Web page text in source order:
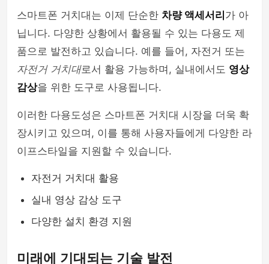
스마트폰 거치대는 이제 단순한 차량 액세서리 가 아
닙니다. 다양한 상황에서 활용될 수 있는 다용도 제
품으로 발전하고 있습니다. 예를 들어, 자전거 또는
자전거 거치대로서 활용 가능하며, 실내에서도 영상
감상을 위한 도구로 사용됩니다.
이러한 다용도성은 스마트폰 거치대 시장을 더욱 확
장시키고 있으며, 이를 통해 사용자들에게 다양한 라
이프스타일을 지원할 수 있습니다.
자전거 거치대 활용
실내 영상 감상 도구
다양한 설치 환경 지원
미래에 기대되는 기술 발전